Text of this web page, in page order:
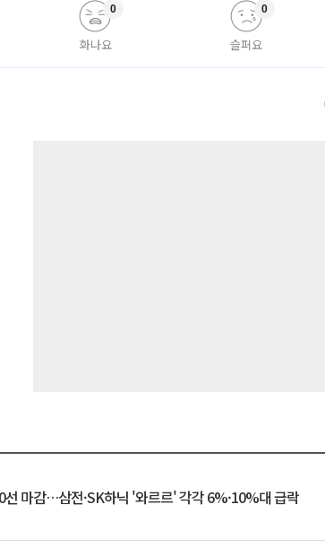
화나요
0
슬퍼요
0
마감…삼전·SK하닉 '와르르' 각각 6%·10%대 급락